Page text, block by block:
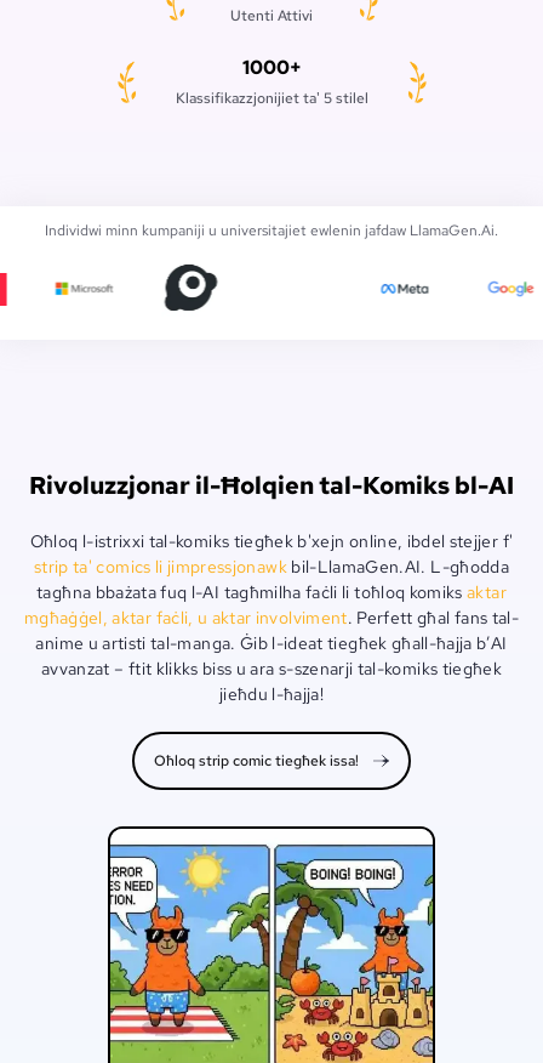
Utenti Attivi
1000+
Klassifikazzjonijiet ta' 5 stilel
Individwi minn kumpaniji u universitajiet ewlenin jafdaw LlamaGen.Ai.
Rivoluzzjonar il-Ħolqien tal-Komiks bl-AI
Oħloq l-istrixxi tal-komiks tiegħek b'xejn online, ibdel stejjer f'
strip ta' comics li jimpressjonawk bil-LlamaGen.AI. L-għodda
tagħna bbażata fuq l-AI tagħmilha faċli li toħloq komiks aktar
mgħaġġel, aktar faċli, u aktar involviment. Perfett għal fans tal-
anime u artisti tal-manga. Ġib l-ideat tiegħek għall-ħajja b’AI
avvanzat – ftit klikks biss u ara s-szenarji tal-komiks tiegħek
jieħdu l-ħajja!
Oħloq strip comic tiegħek issa!